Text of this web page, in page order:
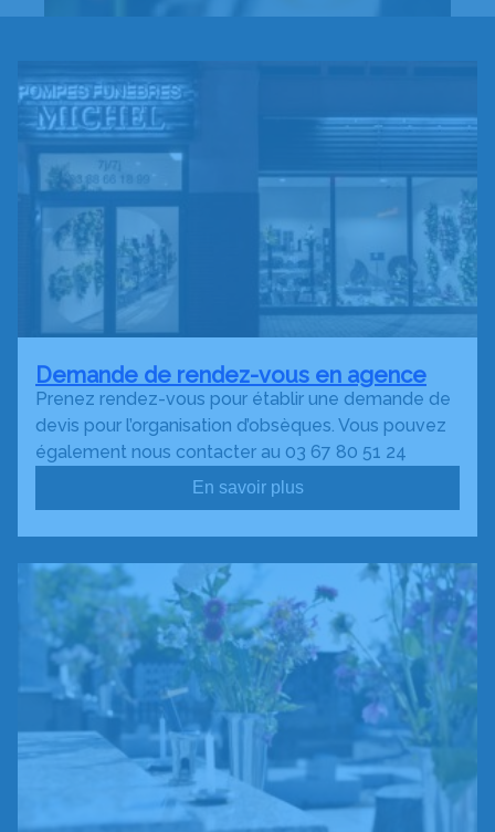
Demande de rendez-vous en agence
Prenez rendez-vous pour établir une demande de
devis pour l’organisation d’obsèques. Vous pouvez
également nous contacter au 03 67 80 51 24
En savoir plus